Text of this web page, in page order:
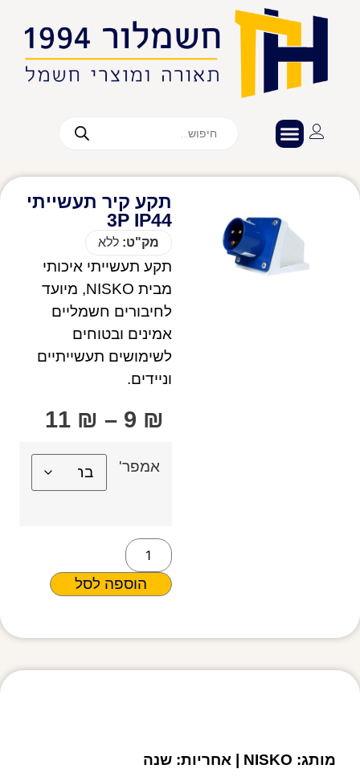
תקע קיר תעשייתי
3P IP44
מק"ט: ללא
תקע תעשייתי איכותי
מבית NISKO, מיועד
לחיבורים חשמליים
אמינים ובטוחים
לשימושים תעשייתיים
וניידים.
9 ₪
–
11 ₪
אמפר'
הוספה לסל
מותג: NISKO | אחריות: שנה